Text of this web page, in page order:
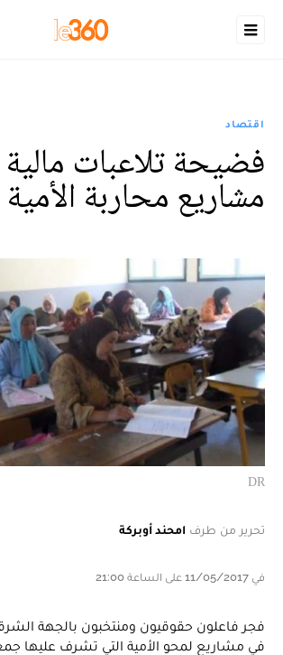
اقتصاد
فضيحة تلاعبات
مشاريع محاربة الأمية
DR
تحرير من طرف امحند أوبركة
في 11/05/2017 على الساعة 21:00
فجر فاعلون حقوقيون ومنتخبون بالجهة
في مشاريع لمحو الأمية التي تشرف عليها